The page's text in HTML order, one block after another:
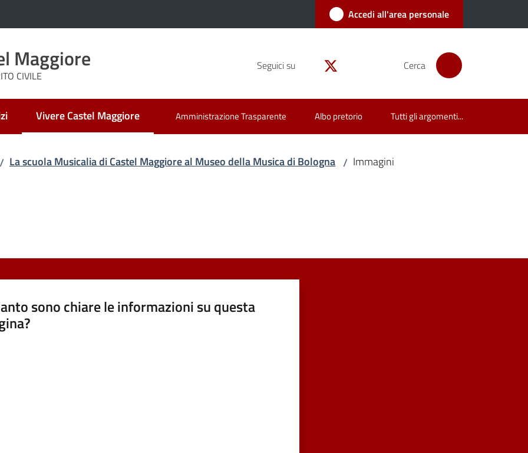
Accedi all'area personale
Maggiore
CIVILE
Seguici su Cerca
Vivere Castel Maggiore
Menu selezionato Amministrazione Trasparente Albo pretorio Tutti gli argomenti...
/ La scuola Musicalia di Castel Maggiore al Museo della Musica di Bologna / Immagini
sono chiare le informazioni su questa